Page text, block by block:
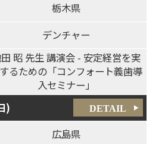
栃木県
デンチャー
昭 先生 講演会 - 安定経営を実
るための「コンフォート義歯導
入セミナー」
)
DETAIL
広島県